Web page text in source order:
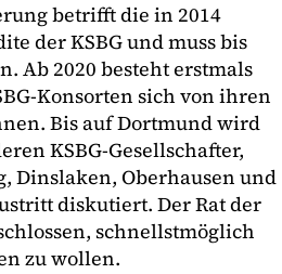
betrifft die in 2014
der KSBG und muss bis
Ab 2020 besteht erstmals
Konsorten sich von ihren
Bis auf Dortmund wird
KSBG-Gesellschafter,
Dinslaken, Oberhausen und
diskutiert. Der Rat der
schnellstmöglich
zu wollen.